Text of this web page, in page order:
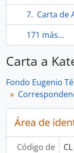
Carta de
171 más...
Carta a
Fondo Eugenio
Área de
Código de